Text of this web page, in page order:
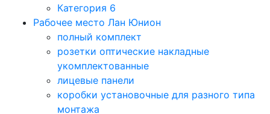
Категория 6
Рабочее место Лан Юнион
полный комплект
розетки оптические накладные
укомплектованные
лицевые панели
коробки установочные для разного типа
монтажа